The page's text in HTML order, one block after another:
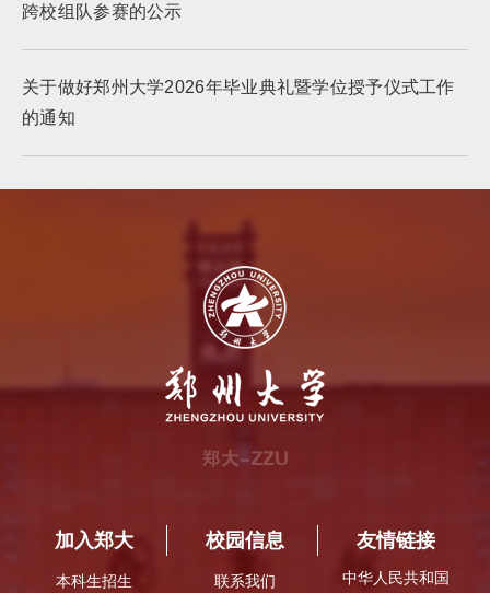
跨校组队参赛的公示
关于做好郑州大学2026年毕业典礼暨学位授予仪式工作
的通知
加入郑大
本科生招生
校园信息
联系我们
友情链接
中华人民共和国